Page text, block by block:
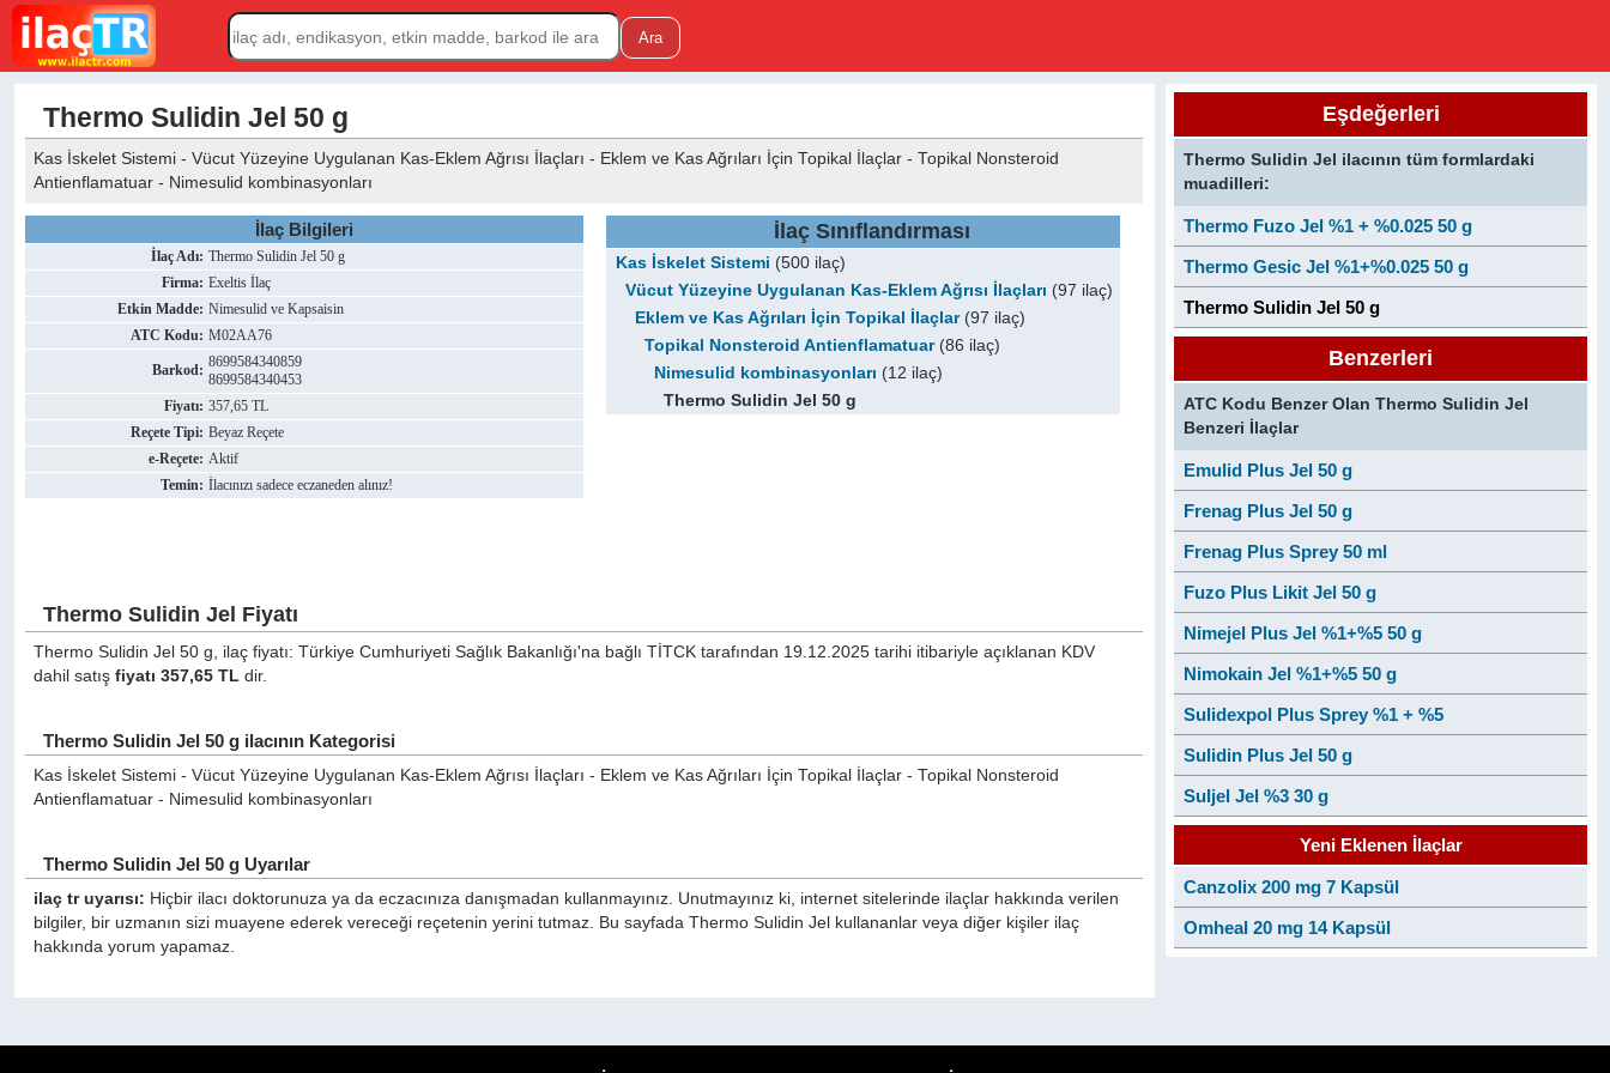
Thermo Sulidin Jel 50 g
Kas İskelet Sistemi - Vücut Yüzeyine Uygulanan Kas-Eklem Ağrısı İlaçları - Eklem ve Kas Ağrıları İçin Topikal İlaçlar - Topikal Nonsteroid
Antienflamatuar - Nimesulid kombinasyonları
İlaç Bilgileri
İlaç Adı: Thermo Sulidin Jel 50 g
Firma: Exeltis İlaç
Etkin Madde: Nimesulid ve Kapsaisin
ATC Kodu: M02AA76
Barkod: 8699584340859
8699584340453
Fiyatı: 357,65 TL
Reçete Tipi: Beyaz Reçete
e-Reçete: Aktif
Temin: İlacınızı sadece eczaneden alınız!
İlaç Sınıflandırması
Kas İskelet Sistemi (500 ilaç)
Vücut Yüzeyine Uygulanan Kas-Eklem Ağrısı İlaçları (97 ilaç)
Eklem ve Kas Ağrıları İçin Topikal İlaçlar(97 ilaç)
Topikal Nonsteroid Antienflamatuar(86 ilaç)
Nimesulid kombinasyonları (12 ilaç)
Thermo Sulidin Jel 50 g
Thermo Sulidin Jel Fiyatı
Thermo Sulidin Jel 50 g, ilaç fiyatı: Türkiye Cumhuriyeti Sağlık Bakanlığı'na bağlı TİTCK tarafından 19.12.2025 tarihi itibariyle açıklanan KDV
dahil satışfiyatı 357,65 TL dir.
Thermo Sulidin Jel 50 g ilacının Kategorisi
Kas İskelet Sistemi - Vücut Yüzeyine Uygulanan Kas-Eklem Ağrısı İlaçları - Eklem ve Kas Ağrıları İçin Topikal İlaçlar - Topikal Nonsteroid
Antienflamatuar - Nimesulid kombinasyonları
Thermo Sulidin Jel 50 g Uyarılar
ilaç tr uyarısı: Hiçbir ilacı doktorunuza ya da eczacınıza danışmadan kullanmayınız. Unutmayınız ki, internet sitelerinde ilaçlar hakkında verilen
bilgiler, bir uzmanın sizi muayene ederek vereceği reçetenin yerini tutmaz. Bu sayfada Thermo Sulidin Jel kullananlar veya diğer kişiler ilaç
hakkında yorum yapamaz.
Eşdeğerleri
Thermo Sulidin Jel ilacının tüm formlardaki
muadilleri:
Thermo Fuzo Jel %1 + %0.025 50 g
Thermo Gesic Jel %1+%0.025 50 g
Thermo Sulidin Jel 50 g
Benzerleri
ATC Kodu Benzer Olan Thermo Sulidin Jel
Benzeri İlaçlar
Emulid Plus Jel 50 g
Frenag Plus Jel 50 g
Frenag Plus Sprey 50 ml
Fuzo Plus Likit Jel 50 g
Nimejel Plus Jel %1+%5 50 g
Nimokain Jel %1+%5 50 g
Sulidexpol Plus Sprey %1 + %5
Sulidin Plus Jel 50 g
Suljel Jel %3 30 g
Yeni Eklenen İlaçlar
Canzolix 200 mg 7 Kapsül
Omheal 20 mg 14 Kapsül